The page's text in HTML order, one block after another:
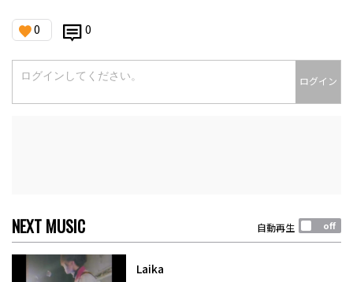
0 0
ログイン
NEXT MUSIC 自動再生
Laika